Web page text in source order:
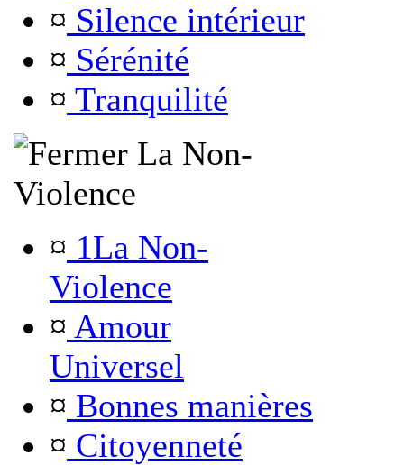
¤ Silence intérieur
¤ Sérénité
¤ Tranquilité
La Non-
Violence
¤ 1La Non-
Violence
¤ Amour
Universel
¤ Bonnes manières
¤ Citoyenneté